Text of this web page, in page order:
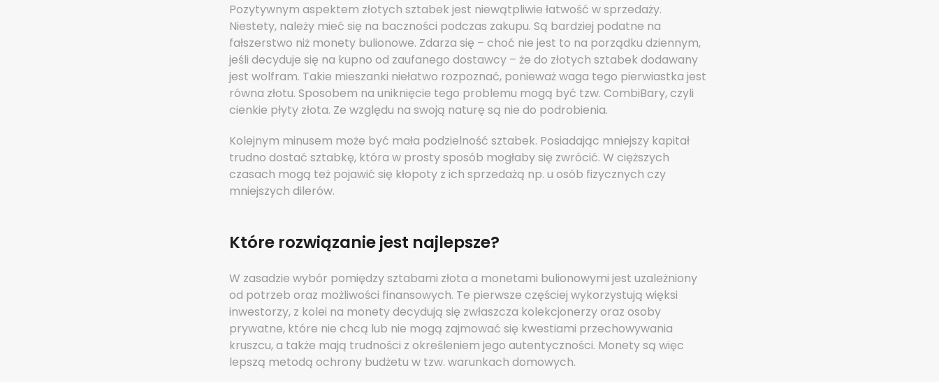
Pozytywnym aspektem złotych sztabek jest niewątpliwie łatwość w sprzedaży.
Niestety, należy mieć się na baczności podczas zakupu. Są bardziej podatne na
fałszerstwo niż monety bulionowe. Zdarza się – choć nie jest to na porządku dziennym,
jeśli decyduje się na kupno od zaufanego dostawcy – że do złotych sztabek dodawany
jest wolfram. Takie mieszanki niełatwo rozpoznać, ponieważ waga tego pierwiastka jest
równa złotu. Sposobem na uniknięcie tego problemu mogą być tzw. CombiBary, czyli
cienkie płyty złota. Ze względu na swoją naturę są nie do podrobienia.
Kolejnym minusem może być mała podzielność sztabek. Posiadając mniejszy kapitał
trudno dostać sztabkę, która w prosty sposób mogłaby się zwrócić. W cięższych
czasach mogą też pojawić się kłopoty z ich sprzedażą np. u osób fizycznych czy
mniejszych dilerów.
Które rozwiązanie jest najlepsze?
W zasadzie wybór pomiędzy sztabami złota a monetami bulionowymi jest uzależniony
od potrzeb oraz możliwości finansowych. Te pierwsze częściej wykorzystują więksi
inwestorzy, z kolei na monety decydują się zwłaszcza kolekcjonerzy oraz osoby
prywatne, które nie chcą lub nie mogą zajmować się kwestiami przechowywania
kruszcu, a także mają trudności z określeniem jego autentyczności. Monety są więc
lepszą metodą ochrony budżetu w tzw. warunkach domowych.